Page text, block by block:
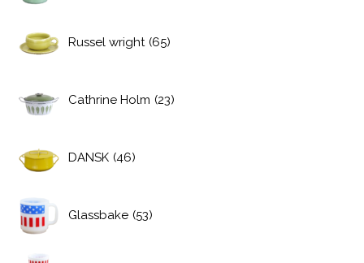
Russel wright (65)
Cathrine Holm (23)
DANSK (46)
Glassbake (53)